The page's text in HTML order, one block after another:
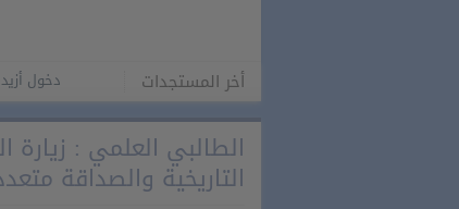
أخر المستجدات دخول أزيد من 2,7 مليون من مغاربة العالم منذ انطلاق عملية “مرحبا 2026”
الطالبي العلمي : زيارة
التاريخية والصداقة